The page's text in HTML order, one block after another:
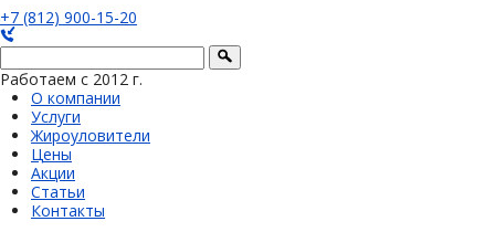
+7 (812) 900-15-20
Работаем с 2012 г.
О компании
Услуги
Жироуловители
Цены
Акции
Статьи
Контакты